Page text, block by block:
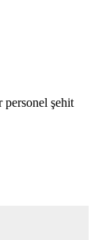
personel şehit